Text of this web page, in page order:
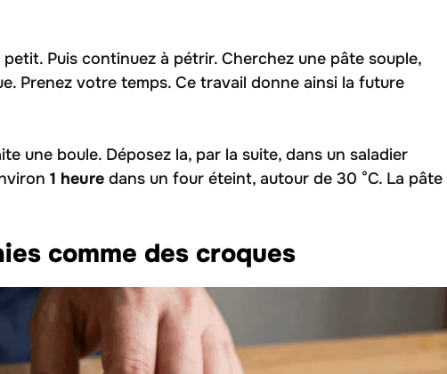
Puis continuez à pétrir. Cherchez une pâte souple,
Prenez votre temps. Ce travail donne ainsi la future
une boule. Déposez la, par la suite, dans un saladier
1 heure dans un four éteint, autour de 30 °C. La pâte
comme des croques